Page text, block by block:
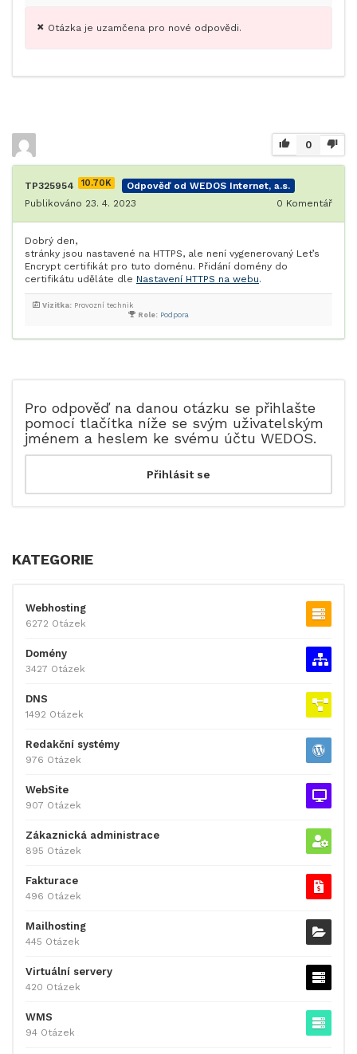
Otázka je uzamčena pro nové odpovědi.
0
TP325954 10.70K
Odpověď od WEDOS Internet, a.s.
Publikováno 23. 4. 2023
0 Komentář
Dobrý den,
stránky jsou nastavené na HTTPS, ale není vygenerovaný Let’s
Encrypt certifikát pro tuto doménu. Přidání domény do
certifikátu uděláte dle Nastavení HTTPS na webu.
Role: Podpora
Vizitka: Provozní technik
Pro odpověď na danou otázku se přihlašte
pomocí tlačítka níže se svým uživatelským
jménem a heslem ke svému účtu WEDOS.
KATEGORIE
Webhosting
6272 Otázek
Domény
3427 Otázek
DNS
1492 Otázek
Redakční systémy
976 Otázek
WebSite
907 Otázek
Zákaznická administrace
895 Otázek
Fakturace
496 Otázek
Mailhosting
445 Otázek
Virtuální servery
420 Otázek
WMS
94 Otázek